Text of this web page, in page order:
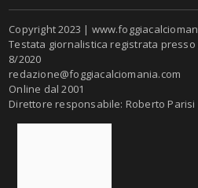
Copyright 2023 |
Testata giornalistica registrata presso
8/2020
redazione@foggiacalciomania.com
Online dal 2001
Direttore responsabile: Roberto Parisi